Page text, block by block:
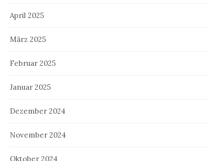
April 2025
März 2025
Februar 2025
Januar 2025
Dezember 2024
November 2024
Oktober 2024